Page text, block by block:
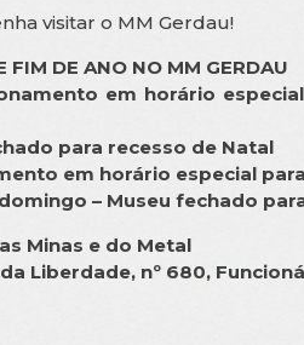
visitar o MM Gerdau!
FIM DE ANO NO MM GERDAU
em horário
para recesso de Natal
em horário especial
– Museu fechado
Minas e do Metal
Liberdade, nº 680,